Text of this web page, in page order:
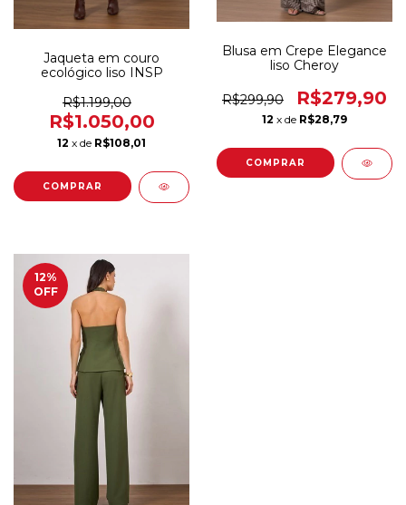
Jaqueta em couro
ecológico liso INSP
R$1.199,00
R$1.050,00
12 x de R$108,01
COMPRAR
Blusa em Crepe Elegance
liso Cheroy
R$299,90 R$279,90
12 x de R$28,79
COMPRAR
12%
OFF